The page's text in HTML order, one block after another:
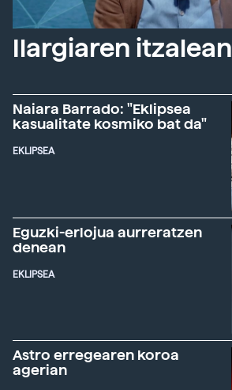
Ilargiaren itzalean
Naiara Barrado: "Eklipsea
kasualitate kosmiko bat da"
EKLIPSEA
Eguzki-erlojua aurreratzen
denean
EKLIPSEA
Astro erregearen koroa
agerian